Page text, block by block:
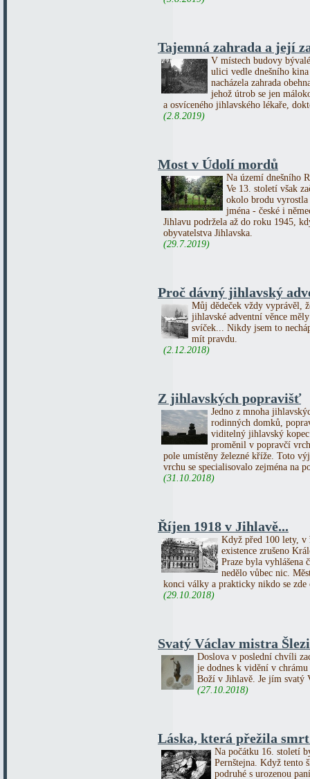
Tajemná zahrada a její
V místech budovy
ulici vedle dnešního
nacházela zahrada
jehož útrob se jen
a osvíceného jihlavského lékaře,
(2.8.2019)
Most v Údolí mordů
Na území dnešního
Ve 13. století však
okolo brodu vyrostla
jména - české i
Jihlavu podržela až do roku 1945,
obyvatelstva Jihlavska.
(29.7.2019)
Proč dávný jihlavský
Můj dědeček vždy vyprávěl,
jihlavské adventní věnce
svíček... Nikdy jsem to
mít pravdu.
(2.12.2018)
Z jihlavských popravišť
Jedno z mnoha
rodinných domků,
viditelný jihlavský
proměnil v popravčí
pole umístěny železné kříže. Toto
vrchu se specialisovalo zejména na
(31.10.2018)
Říjen 1918 v Jihlavě...
Když před 100 lety,
existence zrušeno
Praze byla vyhlášena
nedělo vůbec nic.
konci války a prakticky nikdo se zde
(29.10.2018)
Svatý Václav mistra
Doslova v poslední chvíli
je dodnes k vidění v
Boží v Jihlavě. Je jím svatý
(27.10.2018)
Láska, která přežila
Na počátku 16. století
Pernštejna. Když tento
podruhé s urozenou